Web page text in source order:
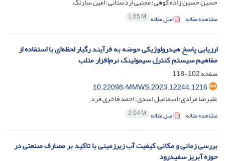
مشاهده مقاله اصل مقاله 1.65 M
ارزیابی پاسخ هیدرولوژیکی حوضه به فرآیند رگبار لحظه‌ای با استفاده از
مفاهیم سیستم کنترل سیمولینک نرم‌افزار متلب
صفحه102-118
10.22098/MMWS.2023.12244.1216
علیرضا مرادی؛ اسماعیل اسدی؛ احمد فاخری فرد
مشاهده مقاله اصل مقاله 2.04 M
بررسی زمانی و مکانی کیفیت آب زیرزمینی با تاکید بر مصارف صنعتی در
حوزه آبریز سفیدرود